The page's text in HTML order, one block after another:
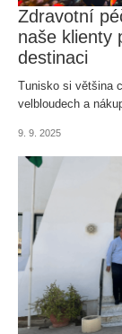
Zdravotní
naše klienty
destinaci
Tunisko si většina
velbloudech a
zdravotní péče.
9. 9. 2025